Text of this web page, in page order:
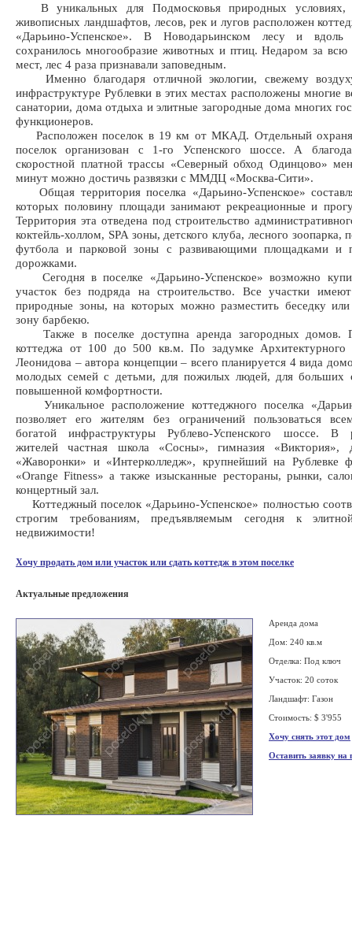
В уникальных для Подмосковья природных условиях,
живописных ландшафтов, лесов, рек и лугов расположен
«Дарьино-Успенское». В Новодарьинском лесу и вдоль
сохранилось многообразие животных и птиц. Недаром за всю
мест, лес 4 раза признавали заповедным.
Именно благодаря отличной экологии, свежему
инфраструктуре Рублевки в этих местах расположены многие
санатории, дома отдыха и элитные загородные дома многих
функционеров.
Расположен поселок в 19 км от МКАД. Отдельный
поселок организован с 1-го Успенского шоссе. А
скоростной платной трассы «Северный обход Одинцово»
минут можно достичь развязки с ММДЦ «Москва-Сити».
Общая территория поселка «Дарьино-Успенское»
которых половину площади занимают рекреационные и
Территория эта отведена под строительство
коктейль-холлом, SPA зоны, детского клуба, лесного зоопарка,
футбола и парковой зоны с развивающими площадками и
дорожками.
Сегодня в поселке «Дарьино-Успенское» возможно
участок без подряда на строительство. Все участки
природные зоны, на которых можно разместить беседку или
зону барбекю.
Также в поселке доступна аренда загородных домов.
коттеджа от 100 до 500 кв.м. По задумке
Леонидова – автора концепции – всего планируется 4 вида
молодых семей с детьми, для пожилых людей, для больших
повышенной комфортности.
Уникальное расположение коттеджного поселка
позволяет его жителям без ограничений пользоваться
богатой инфраструктуры Рублево-Успенского шоссе. В
жителей частная школа «Сосны», гимназия «Виктория»,
«Жаворонки» и «Интерколледж», крупнейший на Рублевке
«Orange Fitness» а также изысканные рестораны, рынки,
концертный зал.
Коттеджный поселок «Дарьино-Успенское» полностью
строгим требованиям, предъявляемым сегодня к
недвижимости!
Хочу продать дом или участок или сдать коттедж в этом поселке
Актуальные предложения
Аренда дома
Дом: 240 кв.м
Отделка: Под ключ
Участок: 20 соток
Ландшафт: Газон
Стоимость: $ 3'955
Хочу снять этот дом
Оставить заявку на